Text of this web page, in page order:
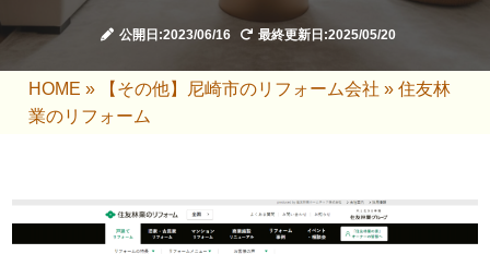
公開日:2023/06/16 最終更新日:2025/05/20
HOME » 【その他】尼崎市のリフォーム会社 »住友林
業のリフォーム